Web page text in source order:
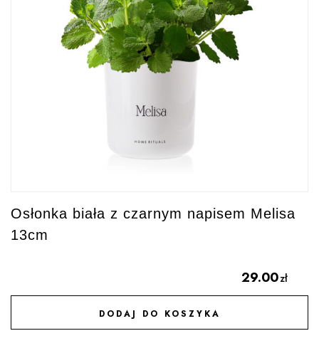
Osłonka biała z czarnym napisem Melisa
13cm
29.00zł
DODAJ DO KOSZYKA
DODAJ DO ULUBIONYCH